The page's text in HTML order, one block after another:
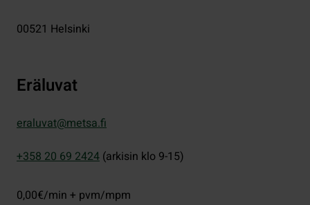
00521 Helsinki
Eräluvat
eraluvat@metsa.fi
+358 20 69 2424 (arkisin klo 9-15)
0,00€/min + pvm/mpm